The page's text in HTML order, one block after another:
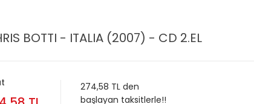
BOTTI - ITALIA (2007) - CD 2.EL
274,58 TL den
başlayan taksitlerle!!